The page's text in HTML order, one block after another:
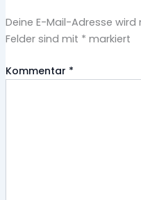
Deine E-Mail-Adresse
Felder sind mit * markiert
Kommentar *